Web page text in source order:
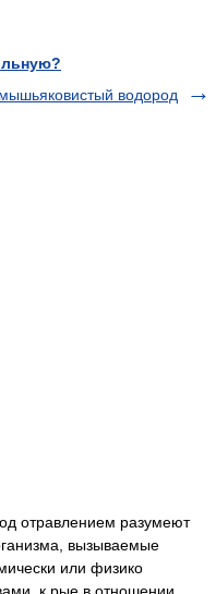
мышьяковистый водород
отравлением разумеют
вызываемые
или физико